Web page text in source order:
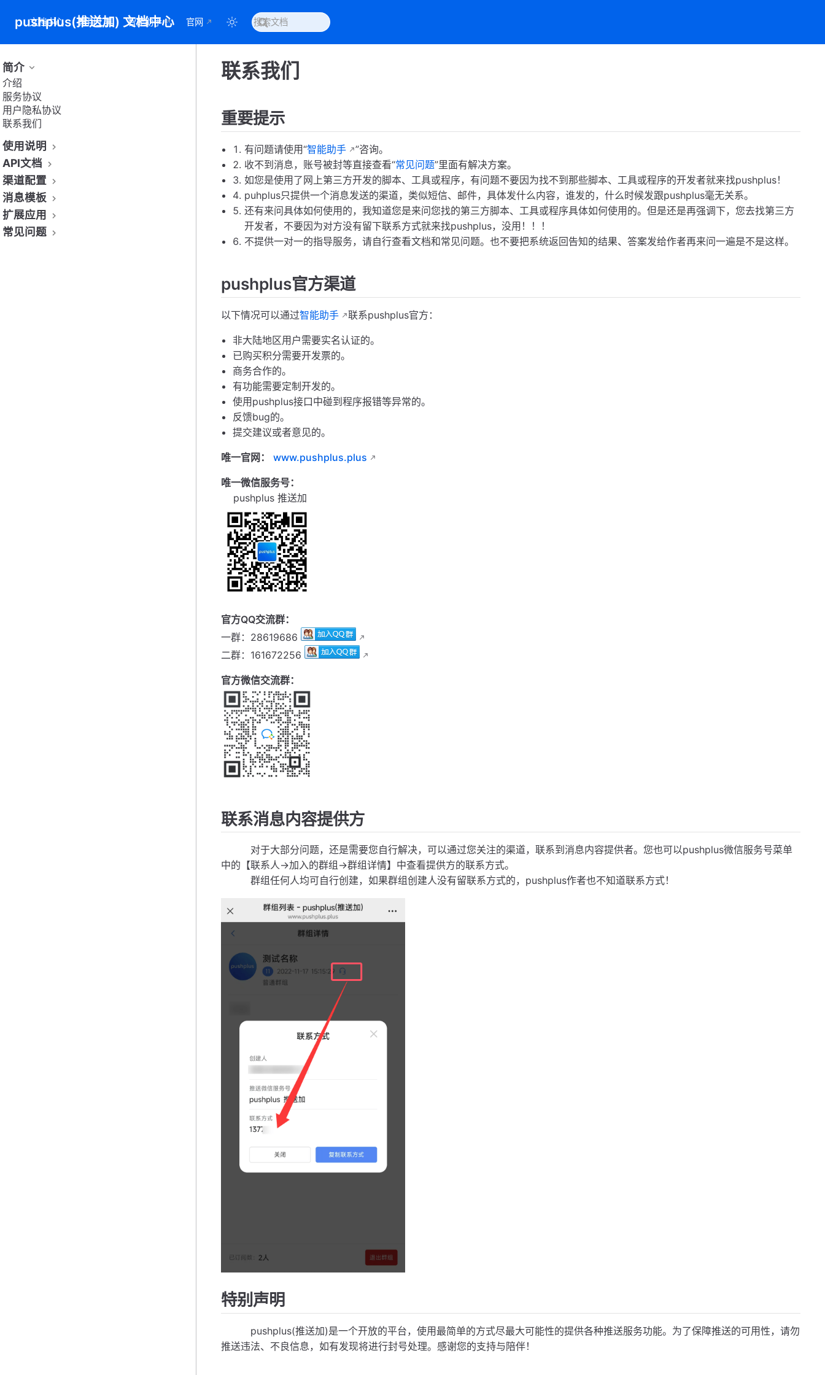
pushplus(推送加) 文档中心
文档中心 常用工具 智能助手 官网
简介
介绍
服务协议
用户隐私协议
联系我们
使用说明
API文档
渠道配置
消息模板
扩展应用
常见问题
联系我们
重要提示
有问题请使用“智能助手
”咨询。
收不到消息，账号被封等直接查看“常见问题”里面有解决方案。
如您是使用了网上第三方开发的脚本、工具或程序，有问题不要因为找不到那些脚本、工具或程序的开发者就来找pushplus！
puhplus只提供一个消息发送的渠道，类似短信、邮件，具体发什么内容，谁发的，什么时候发跟pushplus毫无关系。
还有来问具体如何使用的，我知道您是来问您找的第三方脚本、工具或程序具体如何使用的。但是还是再强调下，您去找第三方
开发者，不要因为对方没有留下联系方式就来找pushplus，没用！！！
不提供一对一的指导服务，请自行查看文档和常见问题。也不要把系统返回告知的结果、答案发给作者再来问一遍是不是这样。
pushplus官方渠道
以下情况可以通过智能助手 联系pushplus官方：
非大陆地区用户需要实名认证的。
已购买积分需要开发票的。
商务合作的。
有功能需要定制开发的。
使用pushplus接口中碰到程序报错等异常的。
反馈bug的。
提交建议或者意见的。
唯一官网： www.pushplus.plus
唯一微信服务号：
pushplus 推送加
官方QQ交流群：
一群：28619686
二群：161672256
官方微信交流群：
联系消息内容提供方
对于大部分问题，还是需要您自行解决，可以通过您关注的渠道，联系到消息内容提供者。您也可以pushplus微信服务号菜单
中的【联系人->加入的群组->群组详情】中查看提供方的联系方式。
群组任何人均可自行创建，如果群组创建人没有留联系方式的，pushplus作者也不知道联系方式！
特别声明
pushplus(推送加)是一个开放的平台，使用最简单的方式尽最大可能性的提供各种推送服务功能。为了保障推送的可用性，请勿
推送违法、不良信息，如有发现将进行封号处理。感谢您的支持与陪伴！